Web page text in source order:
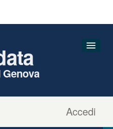
Accedi